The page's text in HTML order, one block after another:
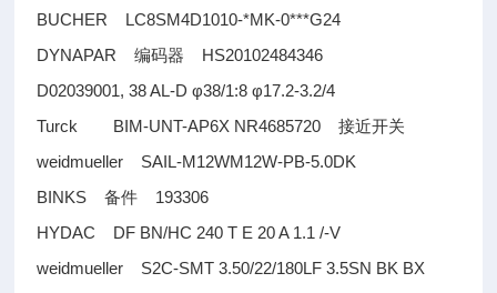
BUCHER LC8SM4D1010-*MK-0***G24
DYNAPAR编码器
HS20102484346
D02039001, 38 AL-D φ38/1:8 φ17.2-3.2/4
Turck BIM-UNT-AP6X NR4685720接近开关
weidmueller SAIL-M12WM12W-PB-5.0DK
BINKS备件 193306
HYDAC DF BN/HC 240 T E 20 A 1.1 /-V
weidmueller S2C-SMT 3.50/22/180LF 3.5SN BK BX